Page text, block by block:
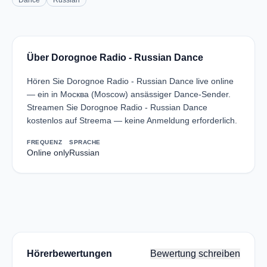
Über Dorognoe Radio - Russian Dance
Hören Sie Dorognoe Radio - Russian Dance live online
— ein in Москва (Moscow) ansässiger Dance-Sender.
Streamen Sie Dorognoe Radio - Russian Dance
kostenlos auf Streema — keine Anmeldung erforderlich.
FREQUENZ
Online only
SPRACHE
Russian
Hörerbewertungen Bewertung schreiben